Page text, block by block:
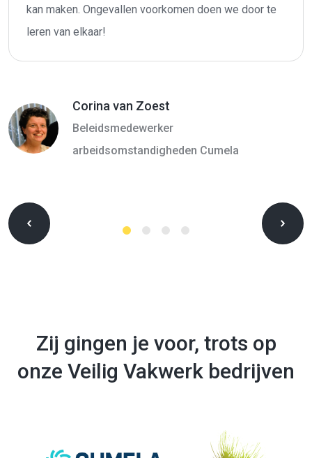
kan maken. Ongevallen voorkomen doen we door te
leren van elkaar!
Corina van Zoest
Beleidsmedewerker
arbeidsomstandigheden Cumela
Zij gingen je voor, trots op
onze Veilig Vakwerk bedrijven